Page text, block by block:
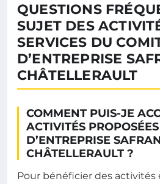
QUESTIONS
SUJET DES
SERVICES DU
D’ENTREPRISE
CHÂTELLERAULT
COMMENT PUIS-JE
ACTIVITÉS
D’ENTREPRISE SAFRAN
CHÂTELLERAULT ?
Pour bénéficier des activités